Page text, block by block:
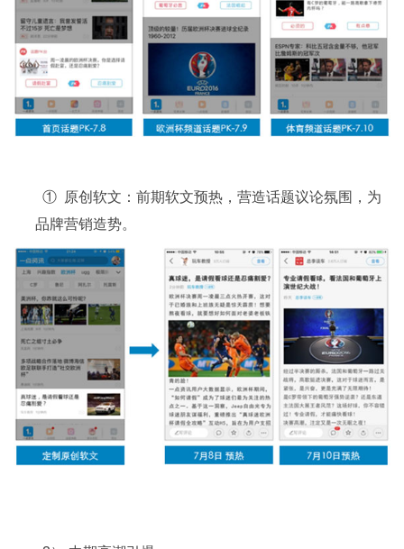
① 原创软文：前期软文预热，营造话题议论氛围，为
品牌营销造势。